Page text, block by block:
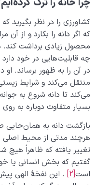
کشاورزی را در نظر بگیرید
که اگر دانه را بکارد و از
محصول زیادی برداشت کند.
چه قابلیت‌هایی در خود
در آن را به ظهور برساند.
منتقل می‌کند و شرایط
می‌کند تا دانه شروع به
بسیار متفاوت دوباره به
بازگشت دانه به همان‌جایی
هرچند مدتی از محیط
تغییر یافته که ظاهراً هیچ
گفتیم که بخش انسانی یا
است[2]
. این نفخۀ الهی